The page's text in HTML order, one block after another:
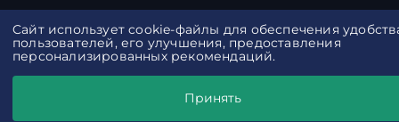
Cайт использует cookie-файлы для обеспечения
пользователей, его улучшения, предоставления
персонализированных рекомендаций.
Принять